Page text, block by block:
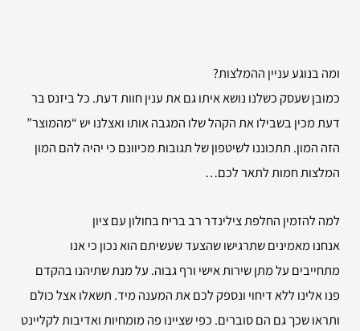
ומה בנוגע עניין ההמלצות?
כמובן שעסק כשלנו נושא איתו גם את ענין חוות דעת. כל ביזנס בר
דעת מכין בשבילו את הקהל שלו המגבה אותו ואצלנו יש “מהמוצר”
הזה המון. תתכוננו לשיטפון של תגובות מכיוונם כי יהיה להם המון
המלצות חמות לתאר לכם…
למה להזמין החלפת צילינדר רב בריח בחולון עם ציון
אנחנו מאמינים שתרגישו שהצעד שעשיתם הוא נכון כי אנו
מתחייבים על מתן שירות אישי ורף גבוה. על מנת שתיהנו בהקדם
פנו אלינו ללא דיחוי ונספק לכם את המענה מיד. תשאלו אצל כולם
ותראו שכך גם הם סוברים. כפי שציינו פה מומחיות ואדיבות לקליינט